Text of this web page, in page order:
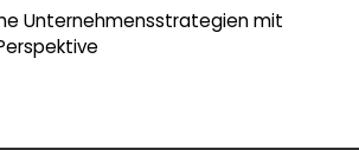
Unternehmensstrategien mit